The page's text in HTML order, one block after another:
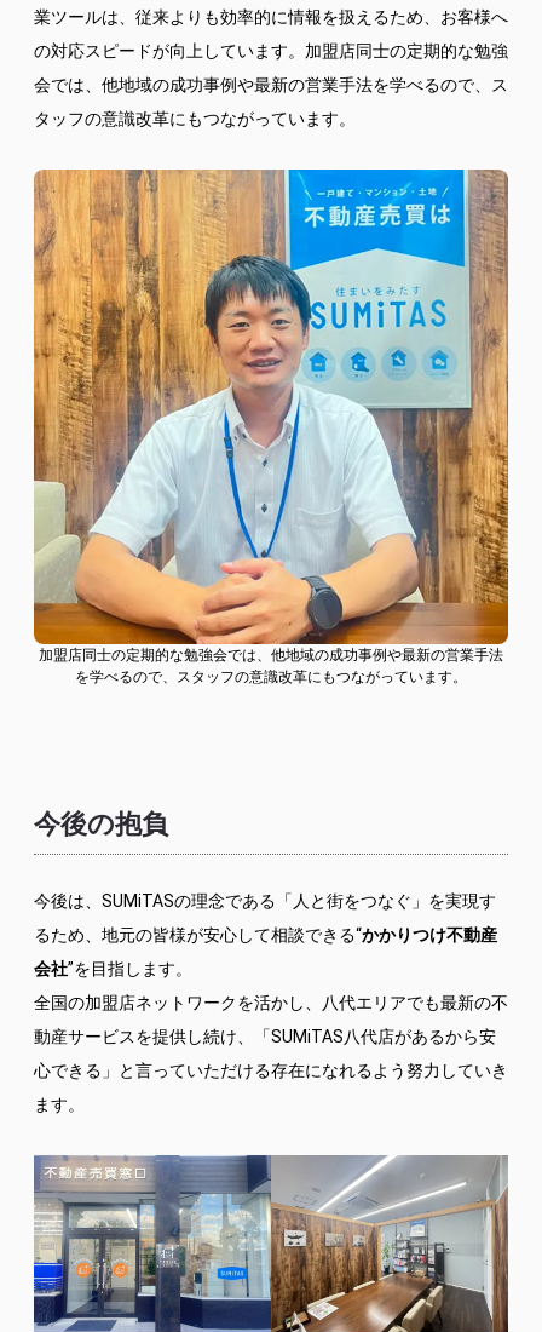
業ツールは、従来よりも効率的に情報を扱えるため、お客様へ
の対応スピードが向上しています。加盟店同士の定期的な勉強
会では、他地域の成功事例や最新の営業手法を学べるので、ス
タッフの意識改革にもつながっています。
加盟店同士の定期的な勉強会では、他地域の成功事例や最新の営業手法
を学べるので、スタッフの意識改革にもつながっています。
今後の抱負
今後は、SUMiTASの理念である「人と街をつなぐ」を実現す
るため、地元の皆様が安心して相談できる“かかりつけ不動産
会社”を目指します。
全国の加盟店ネットワークを活かし、八代エリアでも最新の不
動産サービスを提供し続け、「SUMiTAS八代店があるから安
心できる」と言っていただける存在になれるよう努力していき
ます。